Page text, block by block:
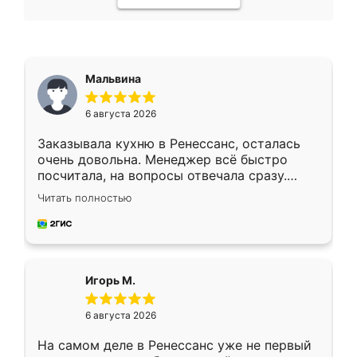
Мальвина
6 августа 2026
Заказывала кухню в Ренессанс, осталась
очень довольна. Менеджер всё быстро
посчитала, на вопросы отвечала сразу.
Замерщик приехал в субботу, подошёл к
делу со всей ответственностью. Собрали
за день, ребята работали аккуратно, даже
Читать полностью
Игорь М.
6 августа 2026
На самом деле в Ренессанс уже не первый